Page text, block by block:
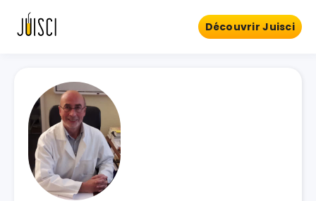
Découvrir Juisci